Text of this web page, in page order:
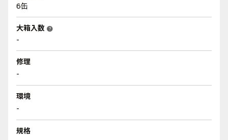
6缶
大箱入数 help
-
修理
-
環境
-
規格